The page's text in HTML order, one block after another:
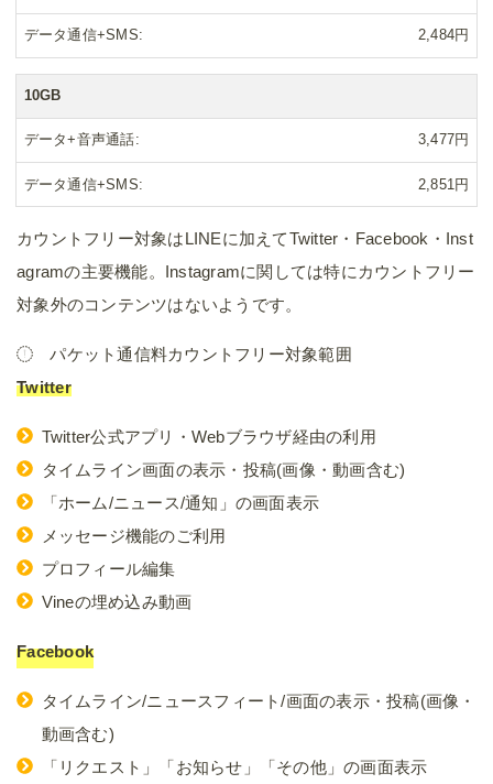
データ通信+SMS 2,484円
10GB
データ+音声通話 3,477円
データ通信+SMS 2,851円
カウントフリー対象はLINEに加えてTwitter・Facebook・Inst
agramの主要機能。Instagramに関しては特にカウントフリー
対象外のコンテンツはないようです。
パケット通信料カウントフリー対象範囲
Twitter
Twitter公式アプリ・Webブラウザ経由の利用
タイムライン画面の表示・投稿(画像・動画含む)
「ホーム/ニュース/通知」の画面表示
メッセージ機能のご利用
プロフィール編集
Vineの埋め込み動画
Facebook
タイムライン/ニュースフィート/画面の表示・投稿(画像・
動画含む)
「リクエスト」「お知らせ」「その他」の画面表示